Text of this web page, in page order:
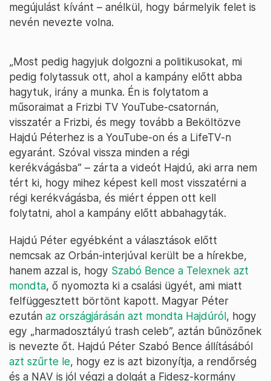
megújulást kívánt – anélkül, hogy bármelyik felet is
nevén nevezte volna.
„Most pedig hagyjuk dolgozni a politikusokat, mi
pedig folytassuk ott, ahol a kampány előtt abba
hagytuk, irány a munka. Én is folytatom a
műsoraimat a Frizbi TV YouTube-csatornán,
visszatér a Frizbi, és megy tovább a Beköltözve
Hajdú Péterhez is a YouTube-on és a LifeTV-n
egyaránt. Szóval vissza minden a régi
kerékvágásba” – zárta a videót Hajdú, aki arra nem
tért ki, hogy mihez képest kell most visszatérni a
régi kerékvágásba, és miért éppen ott kell
folytatni, ahol a kampány előtt abbahagyták.
Hajdú Péter egyébként a választások előtt
nemcsak az Orbán-interjúval került be a hírekbe,
hanem azzal is, hogy Szabó Bence a Telexnek azt
mondta, ő nyomozta ki a csalási ügyét, ami miatt
felfüggesztett börtönt kapott. Magyar Péter
ezután az országjárásán azt mondta Hajdúról, hogy
egy „harmadosztályú trash celeb”, aztán bűnözőnek
is nevezte őt. Hajdú Péter Szabó Bence állításából
azt szűrte le, hogy ez is azt bizonyítja, a rendőrség
és a NAV is jól végzi a dolgát a Fidesz-kormány